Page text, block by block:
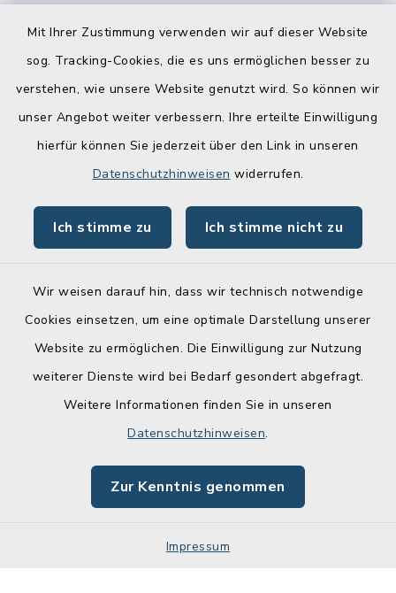
Mit Ihrer Zustimmung verwenden wir auf dieser Website
sog. Tracking-Cookies, die es uns ermöglichen besser zu
verstehen, wie unsere Website genutzt wird. So können wir
unser Angebot weiter verbessern. Ihre erteilte Einwilligung
hierfür können Sie jederzeit über den Link in unseren
Datenschutzhinweisen widerrufen.
Ich stimme zu Ich stimme nicht zu
Wir weisen darauf hin, dass wir technisch notwendige
Cookies einsetzen, um eine optimale Darstellung unserer
Website zu ermöglichen. Die Einwilligung zur Nutzung
weiterer Dienste wird bei Bedarf gesondert abgefragt.
Weitere Informationen finden Sie in unseren
Datenschutzhinweisen.
Zur Kenntnis genommen
Impressum
wöchentlichen Newsletter an!
Quicklinks
Lebenslagen
Online-Service
Barrierefreiheit
Impressum
Sitemap